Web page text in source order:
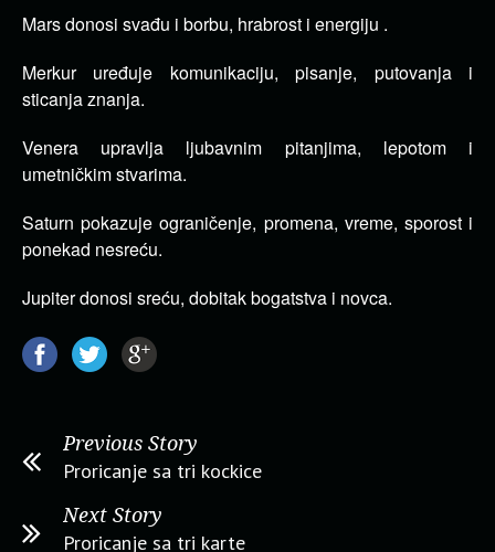
Mars donosi svađu i borbu, hrabrost i energiju .
Merkur uređuje komunikaciju, pisanje, putovanja i
sticanja znanja.
Venera upravlja ljubavnim pitanjima, lepotom i
umetničkim stvarima.
Saturn pokazuje ograničenje, promena, vreme, sporost i
ponekad nesreću.
Jupiter donosi sreću, dobitak bogatstva i novca.
Previous Story
Proricanje sa tri kockice
Next Story
Proricanje sa tri karte